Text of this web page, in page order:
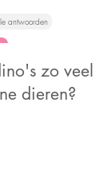
antwoorden
zo veel
dieren?